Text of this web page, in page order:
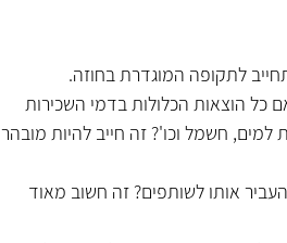
לתקופה המוגדרת בחוזה.
כל הוצאות הכלולות בדמי השכירות
למים, חשמל וכו'? זה חייב להיות מובהר
אותו לשותפים? זה חשוב מאוד